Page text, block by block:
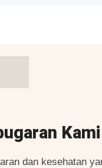
Kami
dan kesehatan